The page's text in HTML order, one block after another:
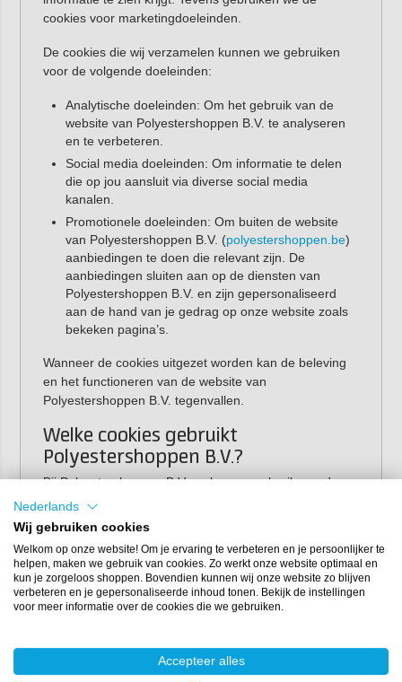
cookies voor marketingdoeleinden.
De cookies die wij verzamelen kunnen we gebruiken
voor de volgende doeleinden:
Analytische doeleinden: Om het gebruik van de
website van Polyestershoppen B.V. te analyseren
en te verbeteren.
Social media doeleinden: Om informatie te delen
die op jou aansluit via diverse social media
kanalen.
Promotionele doeleinden: Om buiten de website
van Polyestershoppen B.V. (polyestershoppen.be)
aanbiedingen te doen die relevant zijn. De
aanbiedingen sluiten aan op de diensten van
Polyestershoppen B.V. en zijn gepersonaliseerd
aan de hand van je gedrag op onze website zoals
bekeken pagina’s.
Wanneer de cookies uitgezet worden kan de beleving
en het functioneren van de website van
Polyestershoppen B.V. tegenvallen.
Welke cookies gebruikt
Polyestershoppen B.V.?
Bij Polyestershoppen B.V. maken we gebruik van de
volgende cookies,
Overige / onvoorziene cookies
Door de manier waarop het internet en websites
werken, kan het zijn dat wij niet altijd inzicht hebben in
de cookies die via onze website door derde partijen
worden geplaatst. Dit is met name het geval als onze
bevatten; dit zijn teksten, documenten, plaatjes of
filmpjes die bij een andere partij opgeslagen zijn, maar
Nederlands
Wij gebruiken cookies
Welkom op onze website! Om je ervaring te verbeteren en je persoonlijker te
helpen, maken we gebruik van cookies. Zo werkt onze website optimaal en
kun je zorgeloos shoppen. Bovendien kunnen wij onze website zo blijven
verbeteren en je gepersonaliseerde inhoud tonen. Bekijk de instellingen
voor meer informatie over de cookies die we gebruiken.
Accepteer alles